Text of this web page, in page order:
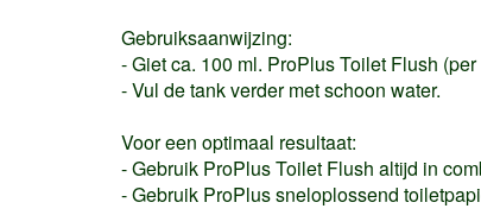
Gebruiksaanwijzing:
- Giet ca. 100 ml. ProPlus Toilet Flush
- Vul de tank verder met schoon water.
Voor een optimaal resultaat:
- Gebruik ProPlus Toilet Flush altijd in
- Gebruik ProPlus sneloplossend